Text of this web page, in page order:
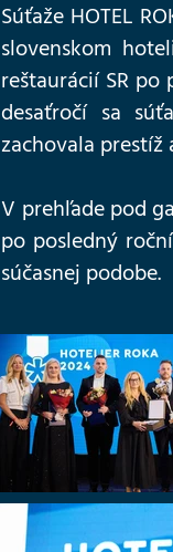
Súťaže HOTEL
slovenskom
reštaurácií SR
desaťročí sa
zachovala prestíž
V prehľade pod
po posledný
súčasnej podobe.